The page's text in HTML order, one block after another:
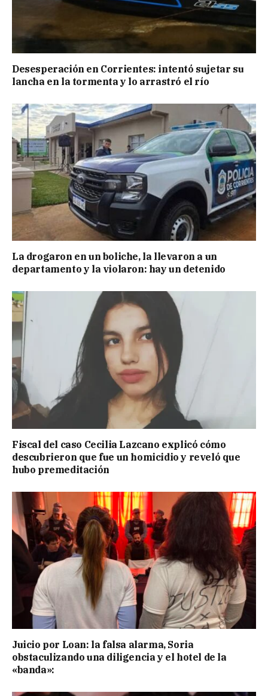
Desesperación en Corrientes: intentó sujetar su
lancha en la tormenta y lo arrastró el río
La drogaron en un boliche, la llevaron a un
departamento y la violaron: hay un detenido
Fiscal del caso Cecilia Lazcano explicó cómo
descubrieron que fue un homicidio y reveló que
hubo premeditación
Juicio por Loan: la falsa alarma, Soria
obstaculizando una diligencia y el hotel de la
«banda»: